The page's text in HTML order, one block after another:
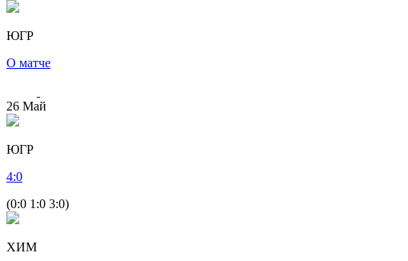
ЮГР
О матче
26 Май
ЮГР
4:0
(0:0 1:0 3:0)
ХИМ